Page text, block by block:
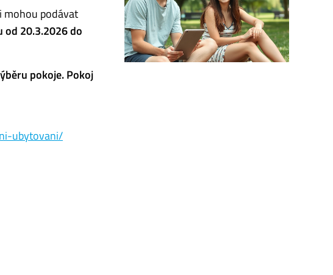
mohou podávat
od 20.3.2026 do
pokoje. Pokoj
ubytovani/